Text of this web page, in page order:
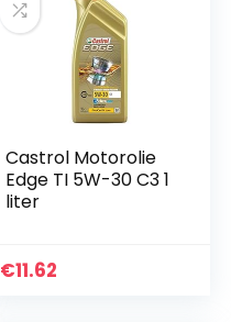
Castrol Motorolie
Edge TI 5W-30 C3 1
liter
€11.62